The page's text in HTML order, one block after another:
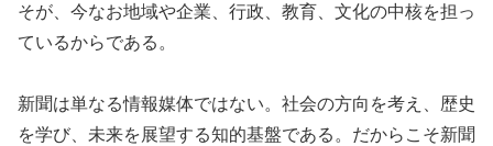
そが、今なお地域や企業、行政、教育、文化の中核を担っ
ているからである。
新聞は単なる情報媒体ではない。社会の方向を考え、歴史
を学び、未来を展望する知的基盤である。だからこそ新聞